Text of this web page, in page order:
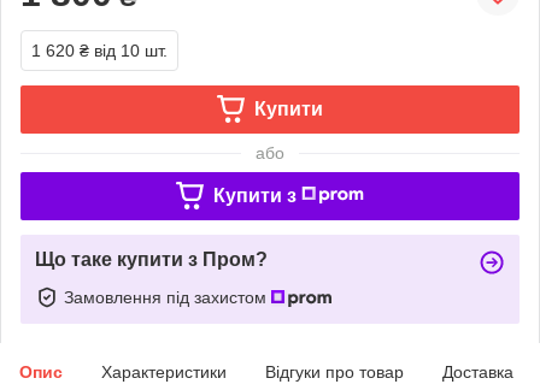
1 620 ₴ від 10 шт.
Купити
або
Купити з
Що таке купити з Пром?
Замовлення під захистом
Опис Характеристики Відгуки про товар Доставка